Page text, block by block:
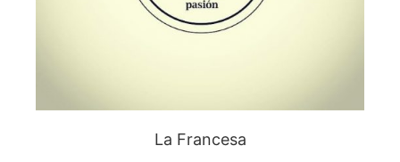
La Francesa